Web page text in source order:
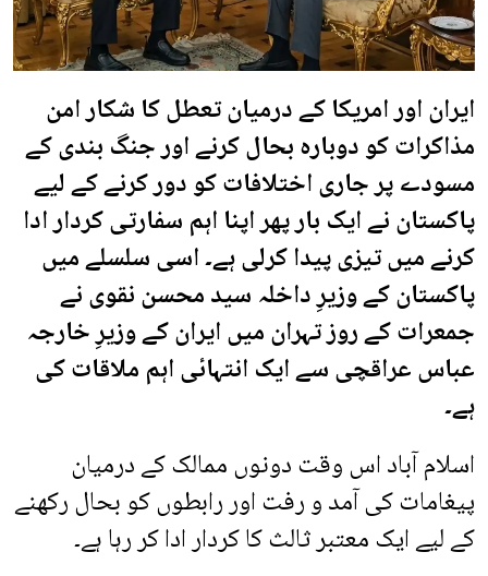
ایران اور امریکا کے درمیان تعطل کا شکار امن
مذاکرات کو دوبارہ بحال کرنے اور جنگ بندی کے
مسودے پر جاری اختلافات کو دور کرنے کے لیے
پاکستان نے ایک بار پھر اپنا اہم سفارتی کردار ادا
کرنے میں تیزی پیدا کرلی ہے۔ اسی سلسلے میں
پاکستان کے وزیرِ داخلہ سید محسن نقوی نے
جمعرات کے روز تہران میں ایران کے وزیرِ خارجہ
عباس عراقچی سے ایک انتہائی اہم ملاقات کی
ہے۔
اسلام آباد اس وقت دونوں ممالک کے درمیان
پیغامات کی آمد و رفت اور رابطوں کو بحال رکھنے
کے لیے ایک معتبر ثالث کا کردار ادا کر رہا ہے۔